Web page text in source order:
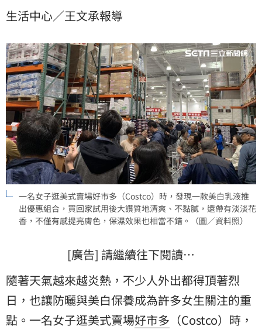
售價685元，貼文曝光後，掀起網友熱議。
生活中心／王文承報導
一名女子逛美式賣場好市多（Costco）時，發現一款美白乳液推
出優惠組合，買回家試用後大讚質地清爽、不黏膩，還帶有淡淡花
香，不僅有感提亮膚色，保濕效果也相當不錯。（圖／資料照）
[廣告] 請繼續往下閱讀…
隨著天氣越來越炎熱，不少人外出都得頂著烈
日，也讓防曬與美白保養成為許多女生關注的重
點。一名女子逛美式賣場好市多 （Costco）時，